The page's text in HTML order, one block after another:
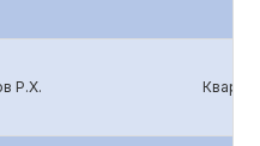
Р.Х.